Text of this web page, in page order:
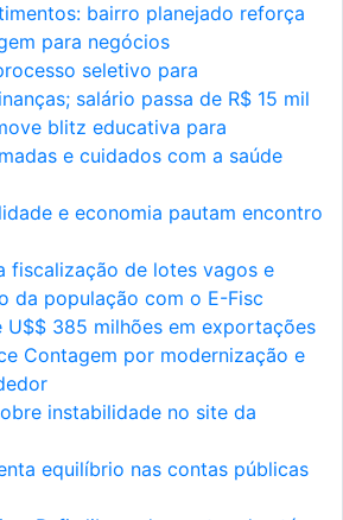
bairro planejado reforça
para negócios
seletivo para
salário passa de R$ 15 mil
blitz educativa para
e cuidados com a saúde
e economia pautam encontro
fiscalização de lotes vagos e
da população com o E-Fisc
U$$ 385 milhões em exportações
Contagem por modernização e
instabilidade no site da
equilíbrio nas contas públicas